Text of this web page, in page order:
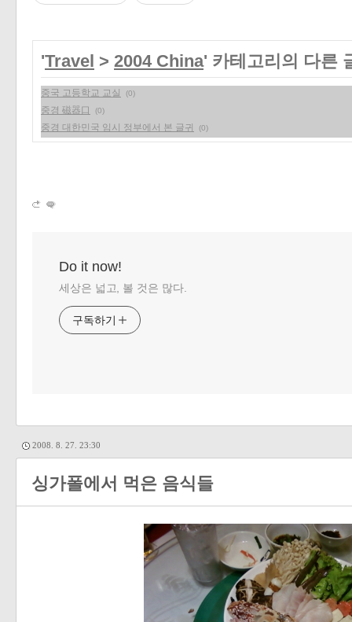
'Travel > 2004 China' 카테고리의 다른
중국 고등학교 교실 (0)
중경 磁器口 (0)
중경 대한민국 임시 정부에서 본 글귀 (0)
Do it now!
세상은 넓고, 볼 것은 많다.
구독하기
2008. 8. 27. 23:30
싱가폴에서 먹은 음식들